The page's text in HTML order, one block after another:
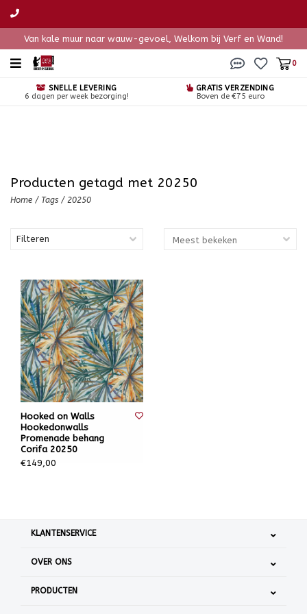
Van kale muur naar wauw-gevoel, Welkom bij Verf en Wand!
0
SNELLE LEVERING
6 dagen per week bezorging!
GRATIS VERZENDING
Boven de €75 euro
Producten getagd met 20250
Home / Tags / 20250
Filteren
Hooked on Walls
Hookedonwalls
Promenade behang
Corifa 20250
€149,00
KLANTENSERVICE
OVER ONS
PRODUCTEN